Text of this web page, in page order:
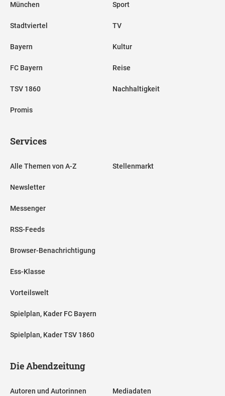
München
Stadtviertel
Bayern
FC Bayern
TSV 1860
Promis
Sport
TV
Kultur
Reise
Nachhaltigkeit
Services
Alle Themen von A-Z
Newsletter
Messenger
RSS-Feeds
Browser-Benachrichtigung
Ess-Klasse
Vorteilswelt
Spielplan, Kader FC Bayern
Spielplan, Kader TSV 1860
Stellenmarkt
Die Abendzeitung
Autoren und Autorinnen Mediadaten